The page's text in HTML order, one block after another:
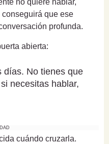
no quiere hablar,
que ese
profunda.
abierta:
días. No tienes que
necesitas hablar,
cuándo cruzarla.